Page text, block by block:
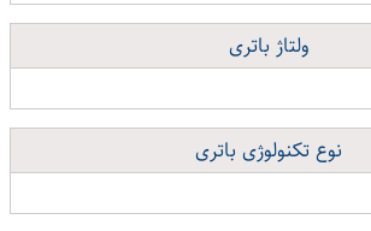
ولتاژ باتری
نوع تکنولوژی باتری